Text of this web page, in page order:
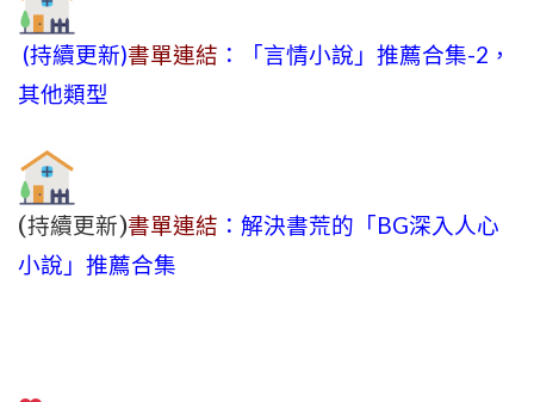
(持續更新)書單連結 ：「言情小說」推薦合集-2，
其他類型
(持續更新)書單連結 ：解決書荒的「BG深入人心
小說」推薦合集